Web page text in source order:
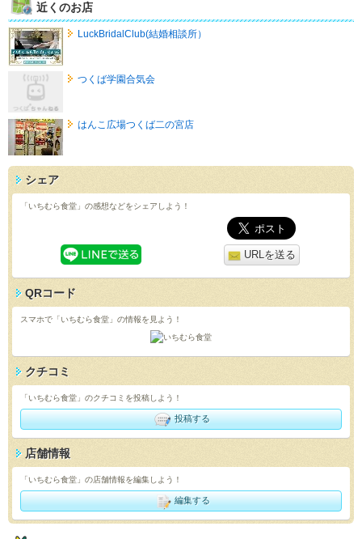
近くのお店
LuckBridalClub(結婚相談所）
つくば学園合気会
はんこ広場つくば二の宮店
シェア
「いちむら食堂」の感想などをシェアしよう！
URLを送る
QRコード
スマホで「いちむら食堂」の情報を見よう！
クチコミ
「いちむら食堂」のクチコミを投稿しよう！
投稿する
店舗情報
「いちむら食堂」の店舗情報を編集しよう！
編集する